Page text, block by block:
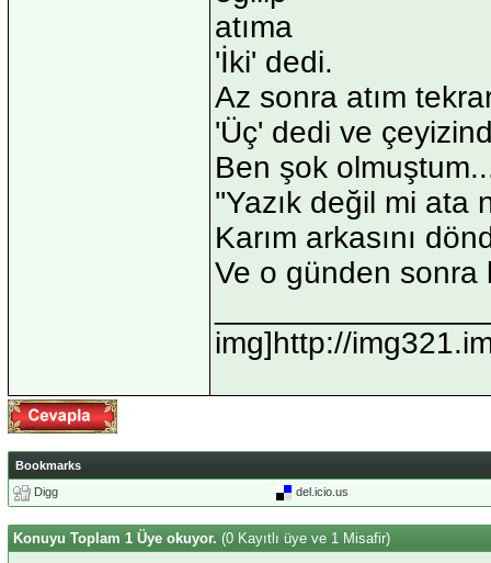
atıma
'İki' dedi.
Az sonra atım
'Üç' dedi ve
Ben şok
''Yazık değil mi ata
Karım arkasını
Ve o günden sonra
img]http://
Bookmarks
Digg
del.icio.us
Konuyu Toplam 1 Üye okuyor. (0 Kayıtlı üye ve 1 Misafir)